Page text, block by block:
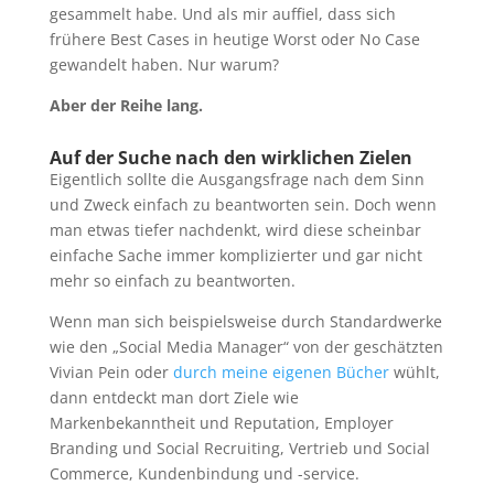
gesammelt habe. Und als mir auffiel, dass sich
frühere Best Cases in heutige Worst oder No Case
gewandelt haben. Nur warum?
Aber der Reihe lang.
Auf der Suche nach den wirklichen Zielen
Eigentlich sollte die Ausgangsfrage nach dem Sinn
und Zweck einfach zu beantworten sein. Doch wenn
man etwas tiefer nachdenkt, wird diese scheinbar
einfache Sache immer komplizierter und gar nicht
mehr so einfach zu beantworten.
Wenn man sich beispielsweise durch Standardwerke
wie den „Social Media Manager“ von der geschätzten
Vivian Pein oder durch meine eigenen Bücher wühlt,
dann entdeckt man dort Ziele wie
Markenbekanntheit und Reputation, Employer
Branding und Social Recruiting, Vertrieb und Social
Commerce, Kundenbindung und -service.